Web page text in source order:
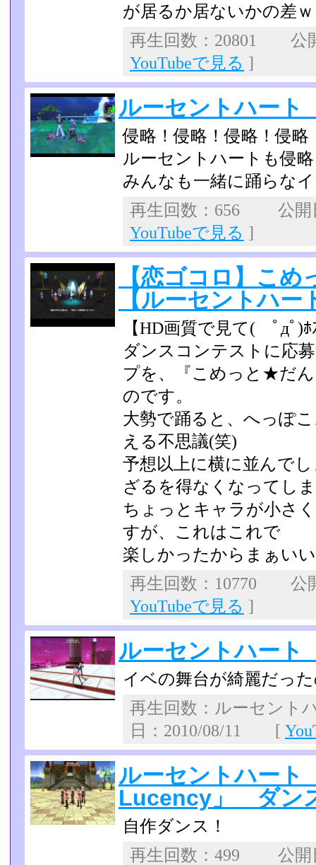
が居るか居ないかの差ｗ
再生回数：20801 公
YouTubeで見る ]
ルーセントハー
侵略！侵略！侵略！侵
ルーセントハートも侵
みんなも一緒に踊らな
再生回数：656 公
YouTubeで見る ]
【恋ゴコロ】こ
【ルーセントハー
【HD画質で見て( ﾟдﾟ)ﾎ
ダンスコンテストに応
プを、『こめっと★だ
のです。
大勢で踊ると、へっぽ
える不思議(笑)
予想以上に横に並んで
ざるを得なくなってし
ちょっとキャラが小さ
すが、これはこれで
楽しかったからまぁい
再生回数：10770 公
YouTubeで見る ]
ルーセントハー
イベの舞台が綺麗だっ
再生回数：ルーセン
日：2010/08/11 [
ルーセントハー
Lucency」 ダン
自作ダンス！
再生回数：499 公